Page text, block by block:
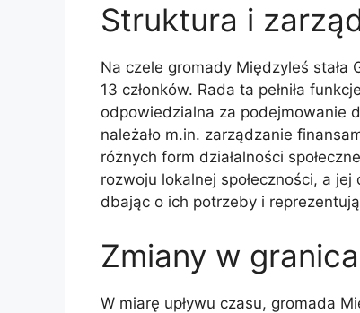
Struktura i
Na czele gromady Międzyleś stała
13 członków. Rada ta pełniła
odpowiedzialna za podejmowanie
należało m.in. zarządzanie
różnych form działalności
rozwoju lokalnej społeczności, a
dbając o ich potrzeby i
Zmiany w
W miarę upływu czasu, gromada